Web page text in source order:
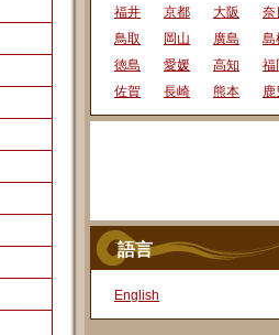
福井
京都 大阪 奈
鳥取
岡山 廣島 島
徳島
愛媛 高知 福
佐賀
長崎 熊本 鹿
語言
English